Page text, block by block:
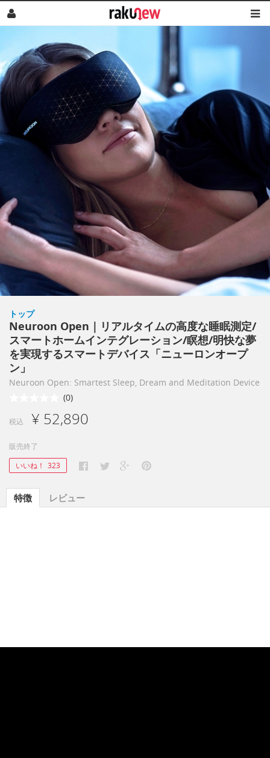
トップ
Neuroon Open｜リアルタイムの高度な睡眠測定/
スマートホームインテグレーション/瞑想/明快な夢
を実現するスマートデバイス「ニューロンオープ
ン」
Neuroon Open: Smartest Sleep, Dream and Meditation Device
(0)
税込 ¥ 52,890
販売終了
いいね！ 323
特徴 レビュー